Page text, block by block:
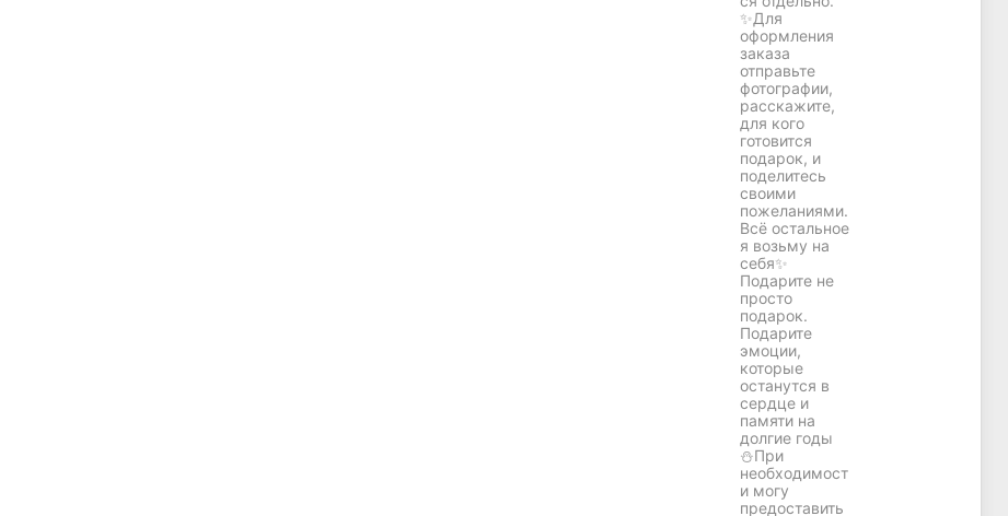
✨Для
оформления
заказа
отправьте
фотографии,
расскажите,
для кого
готовится
подарок, и
поделитесь
своими
пожеланиями.
Всё остальное
я возьму на
себя✨
Подарите не
просто
подарок.
Подарите
эмоции,
которые
останутся в
сердце и
памяти на
долгие годы
⛄️При
необходимост
и могу
предоставить